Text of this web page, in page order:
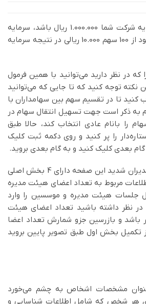
به عنوان مثال اگر سرمایه شرکت شما 1.000.000 ریال باشد، سرمایه
شرکت شما تشکیل می‌شود از 100 سهم 10.000 ریالی در نتیجه سرمایه
که در نظر دارید می‌توانید با همین فرمول
نکته توجه کنید که تا جایی که می‌توانید
کنید تا در تقسیم سهم بین سهامداران با
به ذکر است جهت تسهیل انتقال سهام در
را بانام عادی انتخاب کند، حالا طبق
را پر کنید و روی دکمه ثبت کلیک
بعدی کلیک کنید و به گام بعدی بروید.
حالا وارد گام اشخاص/ مدیران شدید این صفحه دارای 4 بخش اصلی
مربوط به تعداد اعضای هیئت مدیره
جلسات هیئت مدیره و موسسین را وارد
در نظر داشته باشید تعداد اعضای هیئت
حداقل باید 3 نفر باشد و بازرسین جزو شمارش تعداد اعضا
بخش اول طبق تصویر پایین بروید
مشخصات اشخاص به چشم می‌خورد
هر شخص که شامل اطلاعات شناسایی و